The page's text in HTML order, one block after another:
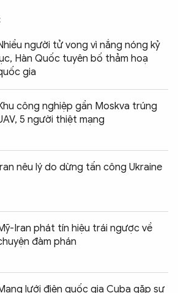
người tử vong vì nắng nóng kỷ
Hàn Quốc tuyên bố thảm hoạ
gia
công nghiệp gần Moskva trúng
5 người thiệt mạng
nêu lý do dừng tấn công Ukraine
Iran phát tín hiệu trái ngược về
đàm phán
lưới điện quốc gia Cuba gặp sự